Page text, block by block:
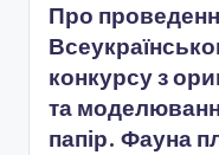
Про
конкурсу з
та
папір. Фауна